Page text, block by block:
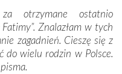
uniwersalne prawdy
opowieści
i wodzach,
losach grzesznych
otrzymane ostatnio
Znalazłam w tych
zagadnień. Cieszę się z
do wielu rodzin w Polsce.